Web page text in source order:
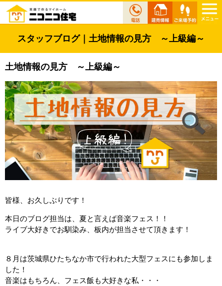
スタッフブログ｜土地情報の見方 ～上級編～
土地情報の見方 ～上級編～
皆様、お久しぶりです！
本日のブログ担当は、夏と言えば音楽フェス！！
ライブ大好きでお馴染み、板内が担当させて頂きます！
８月は茨城県ひたちなか市で行われた大型フェスにも参加しま
した！
音楽はもちろん、フェス飯も大好きな私・・・